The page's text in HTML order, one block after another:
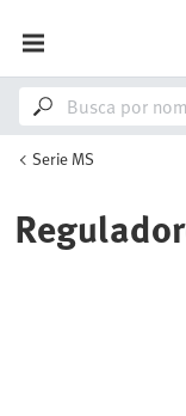
Serie MS